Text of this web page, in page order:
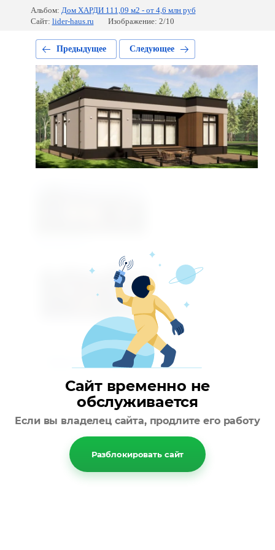
Альбом: Дом ХАРДИ 111,09 м2 - от 4,6 млн руб
Сайт: lider-haus.ru Изображение: 2/10
Предыдущее Следующее
Следующее
Вернуться в галерею
Сайт временно не
обслуживается
Если вы владелец сайта, продлите его работу
Разблокировать сайт